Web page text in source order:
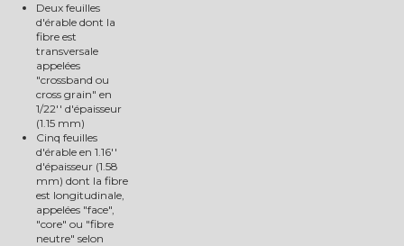
Deux feuilles
d'érable dont la
fibre est
transversale
appelées
"crossband ou
cross grain" en
1/22'' d'épaisseur
(1.15 mm)
Cinq feuilles
d'érable en 1.16''
d'épaisseur (1.58
mm) dont la fibre
est longitudinale,
appelées "face",
"core" ou "fibre
neutre" selon